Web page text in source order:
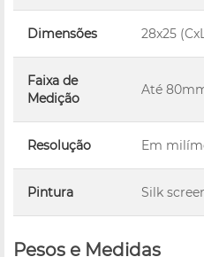
Dimensões 28x25
Faixa de
Medição
Até
Resolução Em
Pintura Silk
Pesos e Medidas